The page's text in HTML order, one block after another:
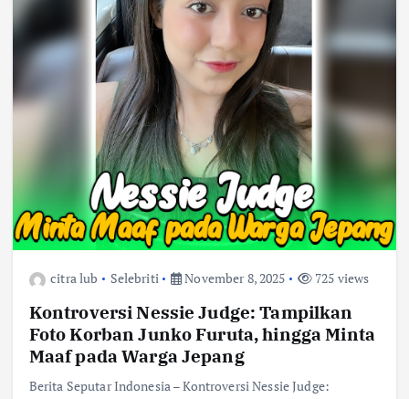
citra lub Selebriti November 8, 2025 725 views
Kontroversi Nessie Judge: Tampilkan
Foto Korban Junko Furuta, hingga Minta
Maaf pada Warga Jepang
Berita Seputar Indonesia – Kontroversi Nessie Judge: